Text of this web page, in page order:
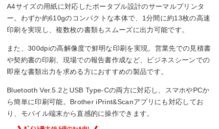
0.61 kg
A4サイズの用紙に対応したポータブル設計のサーマルプリンタ
ー。わずか約610gのコンパクトな本体で、1分間に約13枚の高速
印刷を実現し、複数枚の書類もスムーズに出力可能です。
また、300dpiの高解像度で鮮明な印刷を実現。営業先での見積書
や契約書の印刷、現場での報告書作成など、ビジネスシーンでの
即座な書類出力を求める方におすすめの製品です。
Bluetooth Ver.5.2とUSB Type-Cの両方に対応し、スマホやPCか
ら簡単に印刷可能。Brother iPrint&Scanアプリにも対応してお
り、モバイル端末から直感的に操作できます。